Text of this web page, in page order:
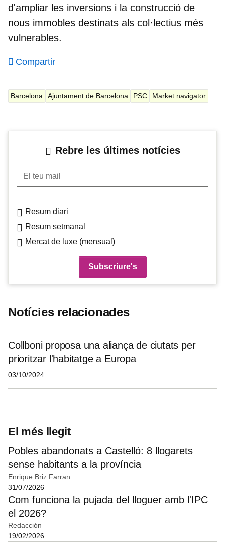
d'ampliar les inversions i la construcció de
nous immobles destinats als col·lectius més
vulnerables.
Compartir
Barcelona Ajuntament de Barcelona PSC Market navigator
Rebre les últimes notícies
El teu mail
Resum diari
Resum setmanal
Mercat de luxe (mensual)
Notícies relacionades
Collboni proposa una aliança de ciutats per
prioritzar l'habitatge a Europa
03/10/2024
El més llegit
Pobles abandonats a Castelló: 8 llogarets
sense habitants a la província
Enrique Briz Farran
31/07/2026
Com funciona la pujada del lloguer amb l'IPC
el 2026?
Redacción
19/02/2026